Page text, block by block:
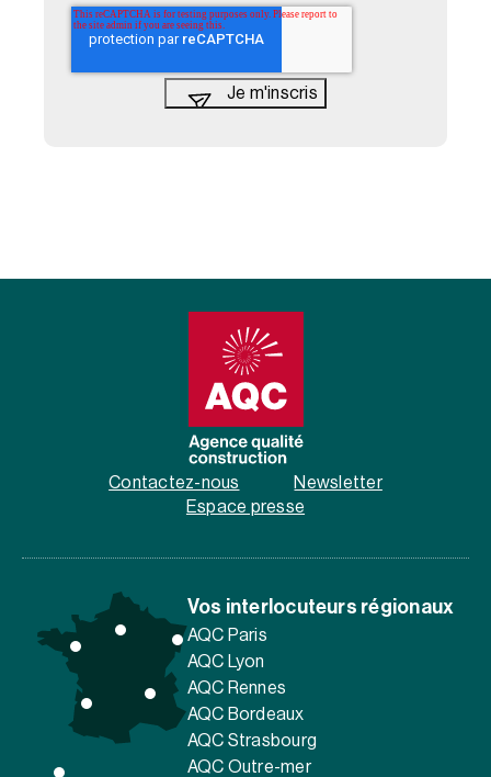
Contactez-nous
Newsletter
Espace presse
Vos interlocuteurs régionaux
AQC Paris
AQC Lyon
AQC Rennes
AQC Bordeaux
AQC Strasbourg
AQC Outre-mer